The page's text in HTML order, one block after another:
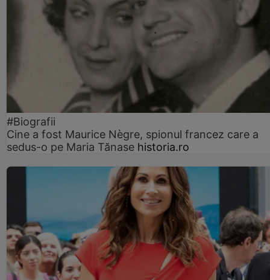
#Biografii
Cine a fost Maurice Nègre, spionul francez care a
sedus-o pe Maria Tănase historia.ro